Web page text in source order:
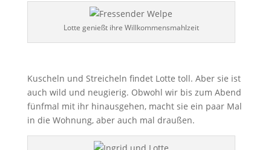
Lotte genießt ihre Willkommensmahlzeit
Kuscheln und Streicheln findet Lotte toll. Aber sie ist
auch wild und neugierig. Obwohl wir bis zum Abend
fünfmal mit ihr hinausgehen, macht sie ein paar Mal
in die Wohnung, aber auch mal draußen.